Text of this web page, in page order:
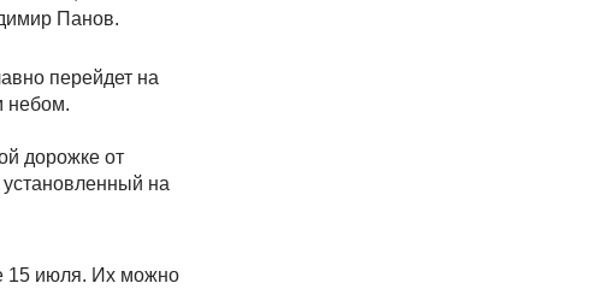
Панов.
перейдет на
небом.
дорожке от
на
15 июля. Их можно